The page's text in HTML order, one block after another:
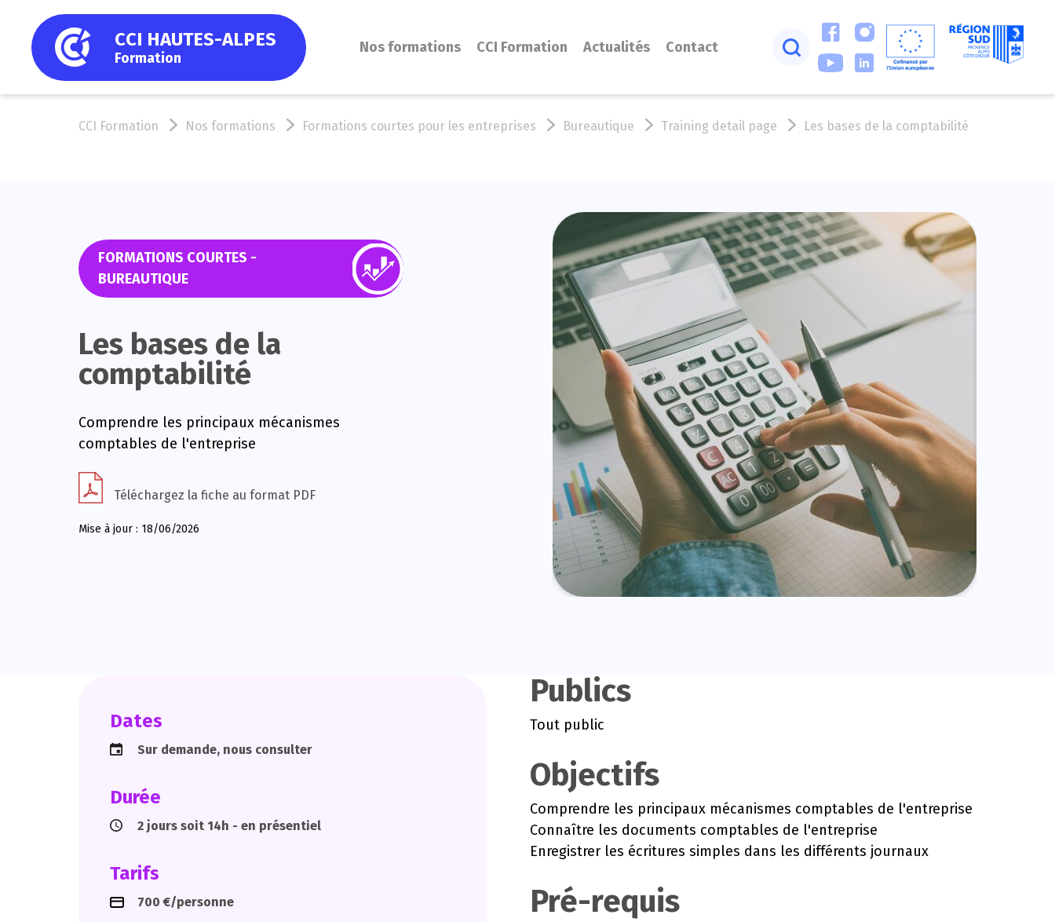
CCI HAUTES-ALPES
Formation
Nos formations CCI Formation Actualités Contact
CCI Formation Nos formations Formations courtes pour les entreprises Bureautique Training detail page Les bases de la comptabilité
FORMATIONS COURTES -
BUREAUTIQUE
Les bases de la
comptabilité
Comprendre les principaux mécanismes
comptables de l'entreprise
Téléchargez la fiche au format PDF
Mise à jour : 18/06/2026
Dates
Sur demande, nous consulter
Durée
2 jours soit 14h - en présentiel
Tarifs
700 €/personne
Publics
Tout public
Objectifs
Comprendre les principaux mécanismes comptables de l'entreprise
Connaître les documents comptables de l'entreprise
Enregistrer les écritures simples dans les différents journaux
Pré-requis